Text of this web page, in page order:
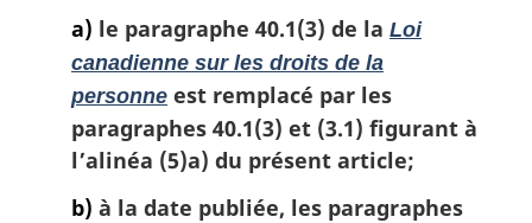
a) le paragraphe 40.1(3) de la Loi
canadienne sur les droits de la
personne est remplacé par les
paragraphes 40.1(3) et (3.1) figurant à
l’alinéa (5)a) du présent article;
b) à la date publiée, les paragraphes